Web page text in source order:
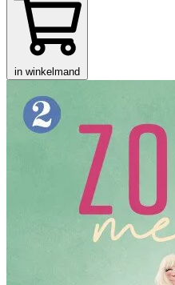
in winkelmand